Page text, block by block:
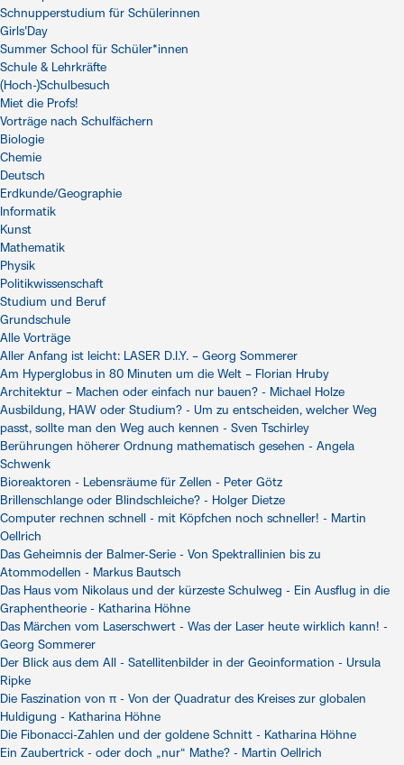
Schnupperstudium für Schülerinnen
Girls'Day
Summer School für Schüler*innen
Schule & Lehrkräfte
(Hoch-)Schulbesuch
Miet die Profs!
Vorträge nach Schulfächern
Biologie
Chemie
Deutsch
Erdkunde/Geographie
Informatik
Kunst
Mathematik
Physik
Politikwissenschaft
Studium und Beruf
Grundschule
Alle Vorträge
Aller Anfang ist leicht: LASER D.I.Y. – Georg Sommerer
Am Hyperglobus in 80 Minuten um die Welt – Florian Hruby
Architektur – Machen oder einfach nur bauen? - Michael Holze
Ausbildung, HAW oder Studium? - Um zu entscheiden, welcher Weg
passt, sollte man den Weg auch kennen - Sven Tschirley
Berührungen höherer Ordnung mathematisch gesehen - Angela
Schwenk
Bioreaktoren - Lebensräume für Zellen - Peter Götz
Brillenschlange oder Blindschleiche? - Holger Dietze
Computer rechnen schnell - mit Köpfchen noch schneller! - Martin
Oellrich
Das Geheimnis der Balmer-Serie - Von Spektrallinien bis zu
Atommodellen - Markus Bautsch
Das Haus vom Nikolaus und der kürzeste Schulweg - Ein Ausflug in die
Graphentheorie - Katharina Höhne
Das Märchen vom Laserschwert - Was der Laser heute wirklich kann! -
Georg Sommerer
Der Blick aus dem All - Satellitenbilder in der Geoinformation - Ursula
Ripke
Die Faszination von π - Von der Quadratur des Kreises zur globalen
Huldigung - Katharina Höhne
Die Fibonacci-Zahlen und der goldene Schnitt - Katharina Höhne
Ein Zaubertrick - oder doch „nur“ Mathe? - Martin Oellrich